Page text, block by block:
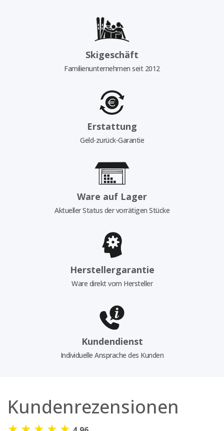
Skigeschäft
Familienunternehmen seit 2012
Erstattung
Geld-zurück-Garantie
Ware auf Lager
Aktueller Status der vorrätigen Stücke
Herstellergarantie
Ware direkt vom Hersteller
Kundendienst
Individuelle Ansprache des Kunden
Kundenrezensionen